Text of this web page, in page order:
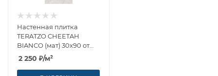
Настенная плитка
TERATZO CHEETAH
BIANCO (мат) 30x90 от
Alborz Ceramic CO (Иран)
2 250 ₽/м²